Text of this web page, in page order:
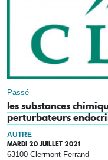
Passé
les substances
perturbateurs
AUTRE
MARDI 20 JUILLET 2021
63100 Clermont-Ferrand